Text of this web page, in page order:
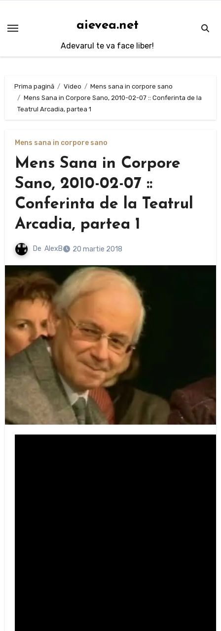
conținut
aievea.net
Adevarul te va face liber!
Prima pagină Video
Mens sana in corpore sano
Mens Sana in Corpore Sano, 2010-02-07 :: Conferinta de la
Teatrul Arcadia, partea 1
Mens sana in corpore sano
Mens Sana in Corpore
Sano, 2010-02-07 ::
Conferinta de la Teatrul
Arcadia, partea 1
De AlexB 20 martie 2018